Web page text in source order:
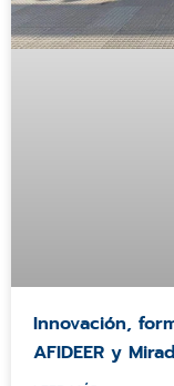
Innovación,
AFIDEER y